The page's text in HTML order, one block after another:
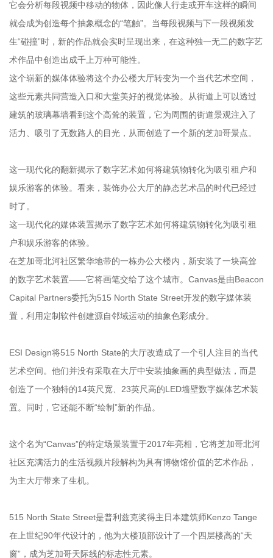
它会分析每段视频中移动的物体，因此像人行走或开车这样的瞬间
就会成为创造每个抽象概念的“笔触”。当每段视频与下一段视频发
生“碰撞”时，新的作品就会实时呈现出来，在这种独一无二的数字艺
术作品中创造出成千上万种可能性。
这个崭新的媒体体验将这个办公楼大厅转变为一个当代艺术空间，
这些元素共同营造入口和大堂美好的视觉体验。从街道上可以透过
建筑的玻璃幕墙看到这个高耸的装置，它为周围的街道景观注入了
活力、吸引了无数路人的目光，从而创造了一个新的芝加哥景点。
这一现代化的翻新揭示了数字艺术如何将建筑物转化为吸引租户和
娱乐游客的体验。看来，装饰办公大厅的静态艺术品的时代已经过
时了。
这一现代化的媒体装置揭示了数字艺术如何将建筑物转化为吸引租
户和娱乐游客的体验。
在芝加哥北河社区繁华地带的一栋办公大楼内，新安装了一块高耸
的数字艺术装置——它将画笔交给了这个城市。Canvas是由Beacon
Capital Partners委托为515 North State Street开发的数字媒体装
置，利用定制软件创建源自邻域运动的抽象色彩成分。
ESI Design将515 North State的大厅改造成了一个引人注目的当代
艺术空间。他们并没有采取在大厅中安装抽象画的典型做法，而是
创造了一个独特的14英尺宽、23英尺高的LED墙壁数字媒体艺术装
置。同时，它还能不断“绘制”新的作品。
这个名为“Canvas”的特定场景装置于2017年亮相，它将芝加哥北河
社区充满活力的生活视频片段解构为具有博物馆价值的艺术作品，
为主大厅带来了生机。
515 North State Street是普利兹克奖得主日本建筑师Kenzo Tange
在上世纪90年代设计的，他为大楼顶部设计了一个四层楼高的“天
窗”，成为芝加哥天际线的标志性元素。